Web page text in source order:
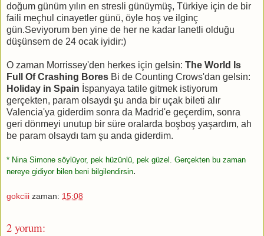
doğum günüm yılın en stresli günüymüş, Türkiye için de bir
faili meçhul cinayetler günü, öyle hoş ve ilginç
gün.Seviyorum ben yine de her ne kadar lanetli olduğu
düşünsem de 24 ocak iyidir:)
O zaman Morrissey'den herkes için gelsin: The World Is
Full Of Crashing Bores Bi de Counting Crows'dan gelsin:
Holiday in Spain İspanyaya tatile gitmek istiyorum
gerçekten, param olsaydı şu anda bir uçak bileti alır
Valencia'ya giderdim sonra da Madrid'e geçerdim, sonra
geri dönmeyi unutup bir süre oralarda boşboş yaşardım, ah
be param olsaydı tam şu anda giderdim.
* Nina Simone söylüyor, pek hüzünlü, pek güzel. Gerçekten bu zaman
nereye gidiyor bilen beni bilgilendirsin.
gokciii zaman: 15:08
2 yorum: